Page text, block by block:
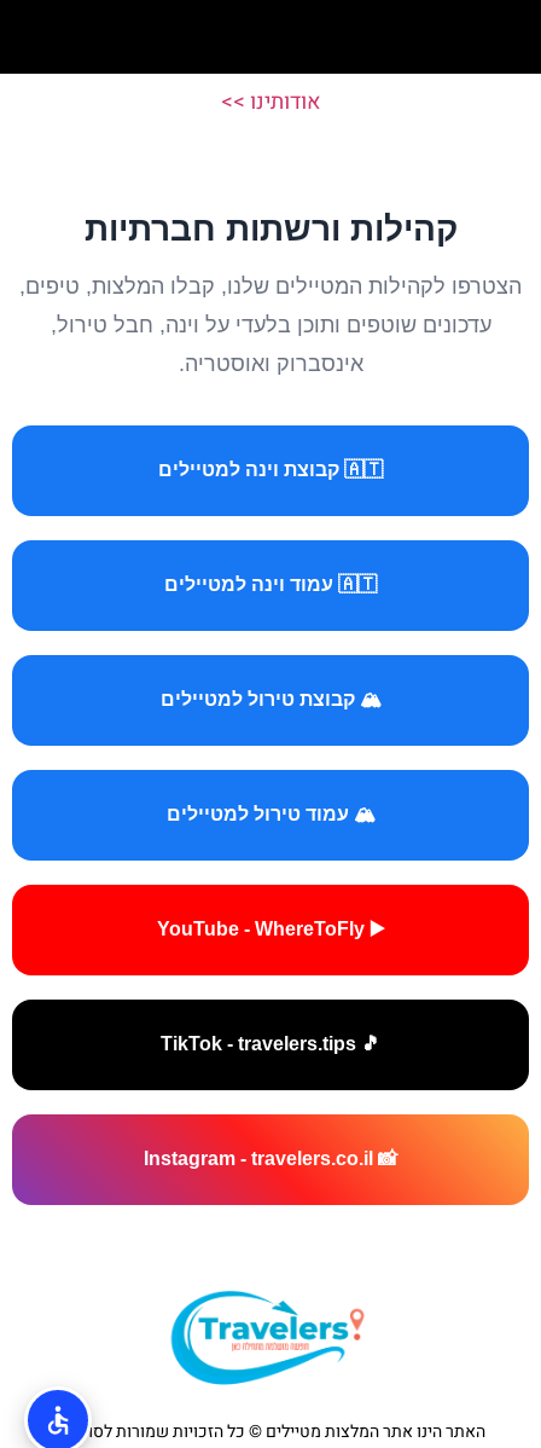
אודותינו >>
קהילות ורשתות חברתיות
הצטרפו לקהילות המטיילים שלנו, קבלו המלצות, טיפים,
עדכונים שוטפים ותוכן בלעדי על וינה, חבל טירול,
אינסברוק ואוסטריה.
🇦🇹 קבוצת וינה למטיילים
🇦🇹 עמוד וינה למטיילים
🏔️ קבוצת טירול למטיילים
🏔️ עמוד טירול למטיילים
▶️ YouTube - WhereToFly
🎵 TikTok - travelers.tips
📸 Instagram - travelers.co.il
האתר הינו אתר המלצות מטיילים © כל הזכויות שמורות לסוכנות